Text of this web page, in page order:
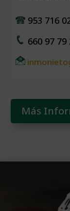
953 716
660 97
Más